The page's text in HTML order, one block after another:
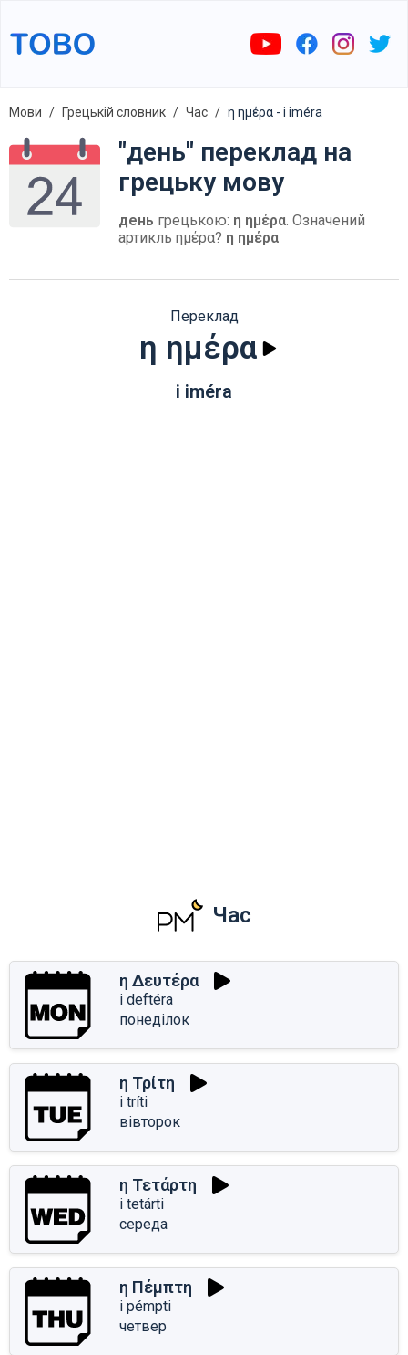
Мови Грецькій словник Час η ημέρα - i iméra
"день" переклад на
грецьку мову
день грецькою: η ημέρα. Означений
артикль ημέρα? η ημέρα
Переклад
η ημέρα
i iméra
Час
η Δευτέρα
i deftéra
понеділок
η Τρίτη
i tríti
вівторок
η Τετάρτη
i tetárti
середа
η Πέμπτη
i pémpti
четвер